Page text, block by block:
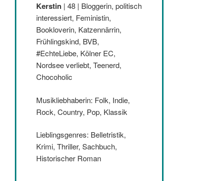
Kerstin | 48 | Bloggerin, politisch
interessiert, Feministin,
Bookloverin, Katzennärrin,
Frühlingskind, BVB,
#EchteLiebe, Kölner EC,
Nordsee verliebt, Teenerd,
Chocoholic
Musikliebhaberin: Folk, Indie,
Rock, Country, Pop, Klassik
Lieblingsgenres: Belletristik,
Krimi, Thriller, Sachbuch,
Historischer Roman